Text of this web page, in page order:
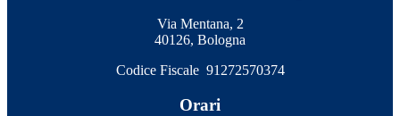
Via Mentana, 2
40126, Bologna
Codice Fiscale 91272570374
Orari